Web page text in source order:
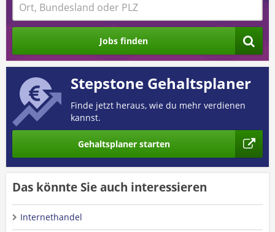
Jobs finden
Stepstone Gehaltsplaner
Finde jetzt heraus, wie du mehr verdienen
kannst.
Gehaltsplaner starten
Das könnte Sie auch interessieren
Internethandel